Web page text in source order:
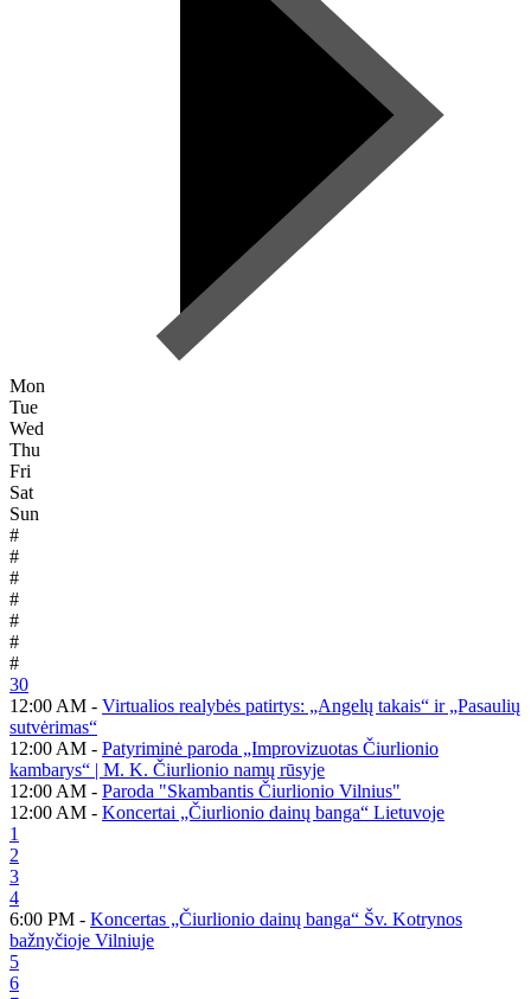
Mon
Tue
Wed
Thu
Fri
Sat
Sun
#
#
#
#
#
#
#
30
12:00 AM - Virtualios realybės patirtys: „Angelų takais“ ir „Pasaulių
sutvėrimas“
12:00 AM - Patyriminė paroda „Improvizuotas Čiurlionio
kambarys“ | M. K. Čiurlionio namų rūsyje
12:00 AM - Paroda "Skambantis Čiurlionio Vilnius"
12:00 AM - Koncertai „Čiurlionio dainų banga“ Lietuvoje
1
2
3
4
6:00 PM - Koncertas „Čiurlionio dainų banga“ Šv. Kotrynos
bažnyčioje Vilniuje
5
6